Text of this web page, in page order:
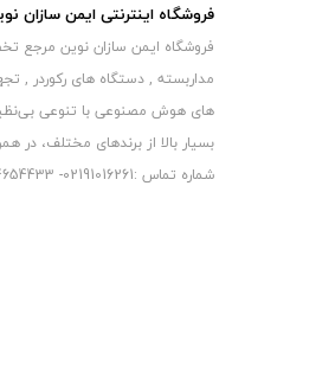
فروشگاه اینترنتی ایمن سازان
فروشگاه ایمن سازان نوین مرجع
مداربسته , دستگاه های رکوردر ,
های هوش مصنوعی با تنوعی بی‌نظیر
بسیار بالا از برندهای مختلف، در
شماره تماس :02191016261- 09044654433